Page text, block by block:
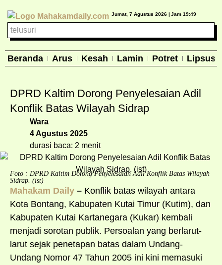
Jumat, 7 Agustus 2026 | Jam 19:49
Beranda Arus Kesah Lamin Potret Lipsus
DPRD Kaltim Dorong Penyelesaian Adil
Konflik Batas Wilayah Sidrap
Wara
4 Agustus 2025
durasi baca: 2 menit
Foto : DPRD Kaltim Dorong Penyelesaian Adil Konflik Batas Wilayah
Sidrap. (ist)
Mahakam Daily – Konflik batas wilayah antara
Kota Bontang, Kabupaten Kutai Timur (Kutim), dan
Kabupaten Kutai Kartanegara (Kukar) kembali
menjadi sorotan publik. Persoalan yang berlarut-
larut sejak penetapan batas dalam Undang-
Undang Nomor 47 Tahun 2005 ini kini memasuki